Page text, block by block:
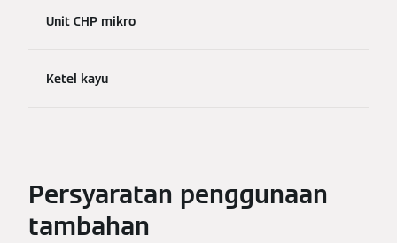
Unit CHP mikro
Ketel kayu
Persyaratan penggunaan
tambahan